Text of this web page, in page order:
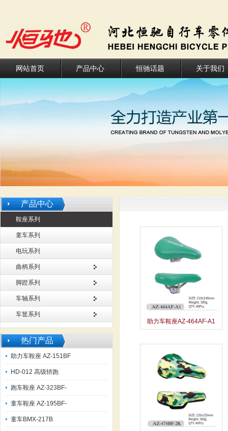
网站首页 产品中心 恒驰话题 关于我们
产品中心
鞍座系列
童车系列
电玩系列
曲柄系列
脚蹬系列
车轴系列
车筐系列
热门产品
助力车鞍座 AZ-151BF
HD-012 高级轿跑
跑车鞍座 AZ-323BF-
童车鞍座 AZ-195BF-
童车BMX-217B
助力车鞍座AZ-464AF-A1